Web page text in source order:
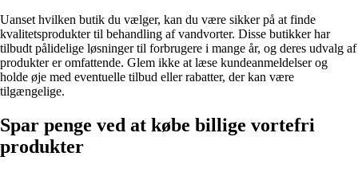
Uanset hvilken butik du vælger, kan du være sikker på at finde
kvalitetsprodukter til behandling af vandvorter. Disse butikker har
tilbudt pålidelige løsninger til forbrugere i mange år, og deres udvalg af
produkter er omfattende. Glem ikke at læse kundeanmeldelser og
holde øje med eventuelle tilbud eller rabatter, der kan være
tilgængelige.
Spar penge ved at købe billige vortefri
produkter